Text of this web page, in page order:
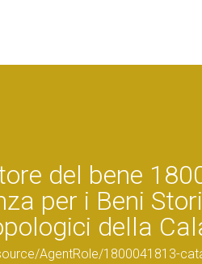
del bene
per i Beni
della
AgentRole/1800041813-